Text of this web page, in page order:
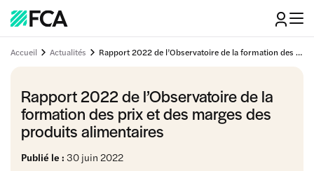
Accueil Actualités Rapport 2022 de l’Observatoire de la formation des prix et des marges des produits alimentaires
Rapport 2022 de l’Observatoire de la
formation des prix et des marges des
produits alimentaires
Publié le : 30 juin 2022